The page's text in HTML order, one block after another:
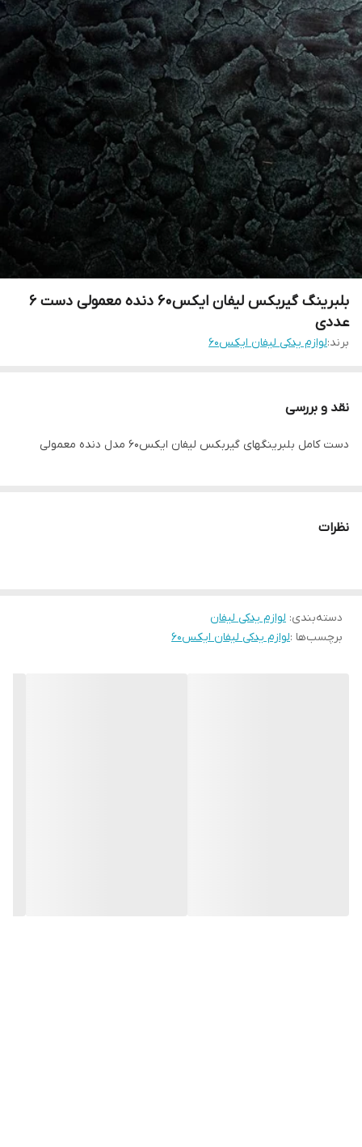
بلبرینگ گیربکس لیفان ایکس۶۰ دنده معمولی دست ۶
عددی
برند:لوازم یدکی لیفان ایکس۶۰
نقد و بررسی
دست کامل بلبرینگهای گیربکس لیفان ایکس۶۰ مدل دنده معمولی
نظرات
دسته‌بندی: لوازم یدکی لیفان
برچسب‌ها :لوازم یدکی لیفان ایکس۶۰